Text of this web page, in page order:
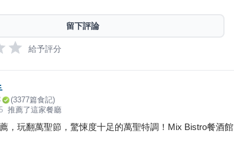
留下評論
給予評分
(3377篇食記)
推薦了這家餐廳
，玩翻萬聖節，驚悚度十足的萬聖特調！Mix Bistro餐酒館